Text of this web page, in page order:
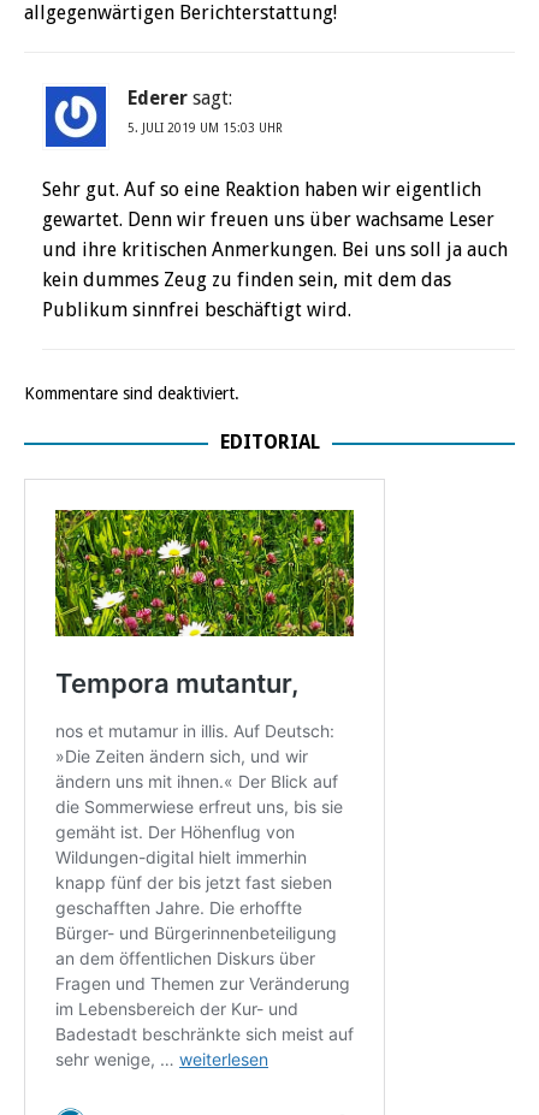
allgegenwärtigen Berichterstattung!
Ederer sagt:
5. JULI 2019 UM 15:03 UHR
Sehr gut. Auf so eine Reaktion haben wir eigentlich
gewartet. Denn wir freuen uns über wachsame Leser
und ihre kritischen Anmerkungen. Bei uns soll ja auch
kein dummes Zeug zu finden sein, mit dem das
Publikum sinnfrei beschäftigt wird.
Kommentare sind deaktiviert.
EDITORIAL